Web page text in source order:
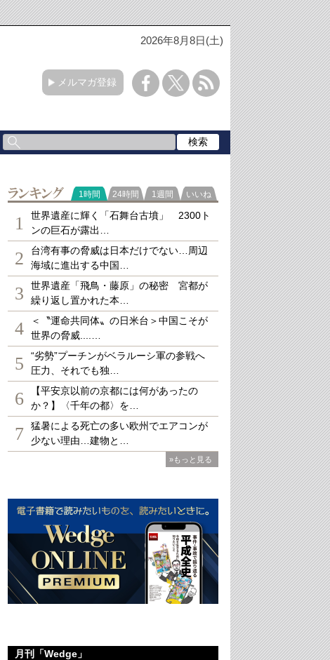
2026年8月8日(土)
メルマガ登録
ランキング
1時間 24時間 1週間 いいね
1
世界遺産に輝く「石舞台古墳」 2300ト
ンの巨石が露出…
2
台湾有事の脅威は日本だけでない…周辺
海域に進出する中国…
3
世界遺産「飛鳥・藤原」の秘密 宮都が
繰り返し置かれた本…
4
＜〝運命共同体〟の日米台＞中国こそが
世界の脅威....…
5
“劣勢”プーチンがベラルーシ軍の参戦へ
圧力、それでも独…
6
【平安京以前の京都には何があったの
か？】〈千年の都〉を…
7
猛暑による死亡の多い欧州でエアコンが
少ない理由…建物と…
»もっと見る
月刊「Wedge」